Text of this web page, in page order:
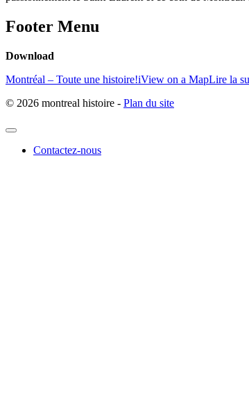
Footer Menu
Download
Montréal – Toute une histoire!iView on a MapLire la
© 2026 montreal histoire - Plan du site
Contactez-nous